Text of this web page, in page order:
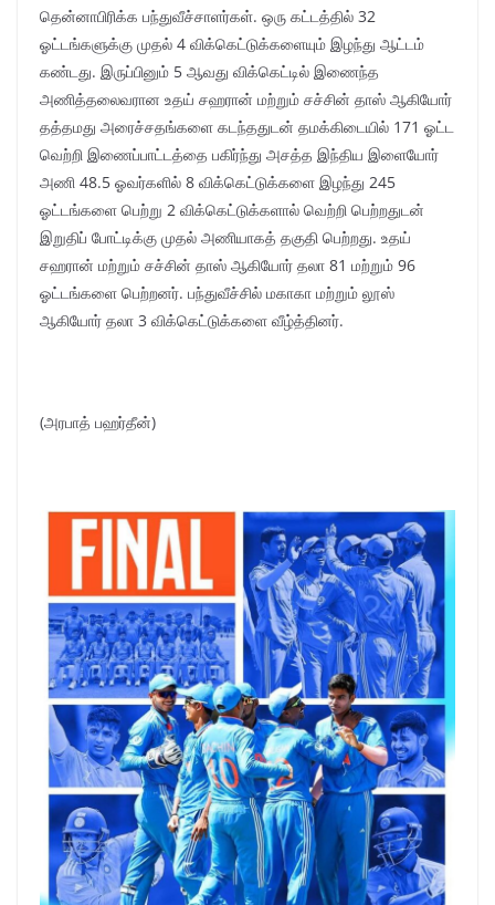
தென்னாபிரிக்க பந்துவீச்சாளர்கள். ஒரு கட்டத்தில் 32
ஓட்டங்களுக்கு முதல் 4 விக்கெட்டுக்களையும் இழந்து ஆட்டம்
கண்டது. இருப்பினும் 5 ஆவது விக்கெட்டில் இணைந்த
அணித்தலைவரான உதய் சஹரான் மற்றும் சச்சின் தாஸ் ஆகியோர்
தத்தமது அரைச்சதங்களை கடந்ததுடன் தமக்கிடையில் 171 ஓட்ட
வெற்றி இணைப்பாட்டத்தை பகிர்ந்து அசத்த இந்திய இளையோர்
அணி 48.5 ஓவர்களில் 8 விக்கெட்டுக்களை இழந்து 245
ஓட்டங்களை பெற்று 2 விக்கெட்டுக்களால் வெற்றி பெற்றதுடன்
இறுதிப் போட்டிக்கு முதல் அணியாகத் தகுதி பெற்றது. உதய்
சஹரான் மற்றும் சச்சின் தாஸ் ஆகியோர் தலா 81 மற்றும் 96
ஓட்டங்களை பெற்றனர். பந்துவீச்சில் மகாகா மற்றும் லூஸ்
ஆகியோர் தலா 3 விக்கெட்டுக்களை வீழ்த்தினர்.
(அரபாத் பஹர்தீன்)